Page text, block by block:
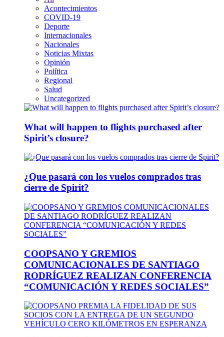
Acontecimientos
COVID-19
Deporte
Internacionales
Nacionales
Noticias Mixtas
Opinión
Política
Regional
Salud
Uncategorized
What will happen to flights purchased after
Spirit’s closure?
¿Que pasará con los vuelos comprados tras
cierre de Spirit?
COOPSANO Y GREMIOS
COMUNICACIONALES DE SANTIAGO
RODRÍGUEZ REALIZAN CONFERENCIA
“COMUNICACIÓN Y REDES SOCIALES”